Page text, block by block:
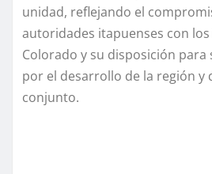
unidad, reflejando el
autoridades itapuenses con
Colorado y su disposición
por el desarrollo de la región y
conjunto.